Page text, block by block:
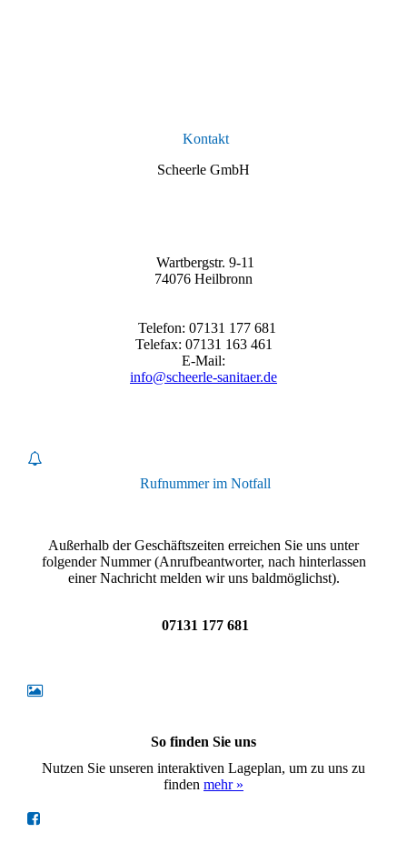
Kontakt
Scheerle GmbH
Wartbergstr. 9-11
74076 Heilbronn
Telefon: 07131 177 681
Telefax: 07131 163 461
E-Mail:
info@scheerle-sanitaer.de
Rufnummer im Notfall
Außerhalb der Geschäftszeiten erreichen Sie uns unter
folgender Nummer (Anrufbeantworter, nach hinterlassen
einer Nachricht melden wir uns baldmöglichst).
07131 177 681
So finden Sie uns
Nutzen Sie unseren interaktiven Lageplan, um zu uns zu
finden mehr »